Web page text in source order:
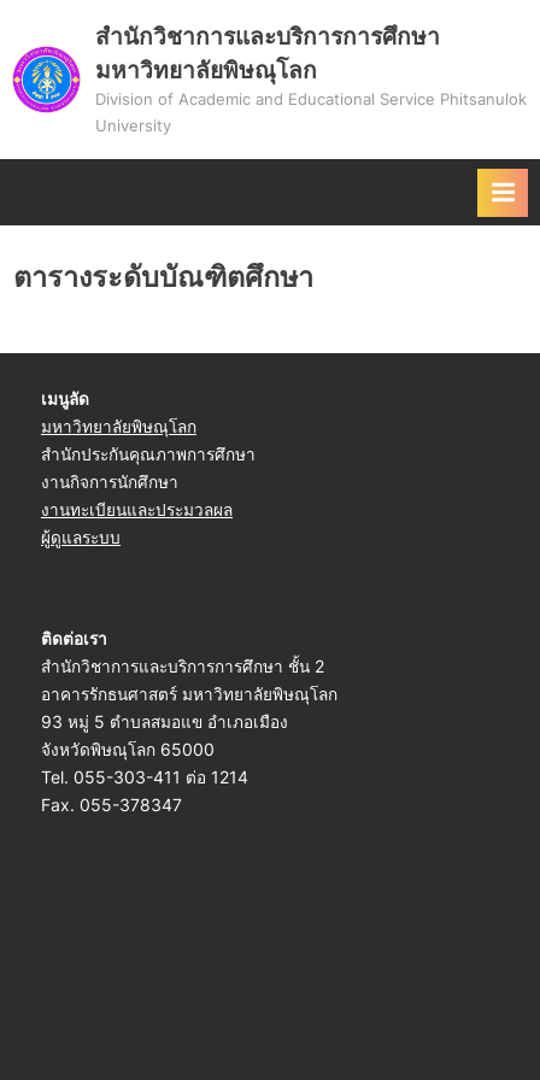
content
สำนักวิชาการและบริการการศึกษา
มหาวิทยาลัยพิษณุโลก
Division of Academic and Educational Service Phitsanulok
University
ตารางระดับบัณฑิตศึกษา
เมนูลัด
มหาวิทยาลัยพิษณุโลก
สำนักประกันคุณภาพการศึกษา
งานกิจการนักศึกษา
งานทะเบียนและประมวลผล
ผู้ดูแลระบบ
ติดต่อเรา
สำนักวิชาการและบริการการศึกษา ชั้น 2
อาคารรักธนศาสตร์ มหาวิทยาลัยพิษณุโลก
93 หมู่ 5 ตำบลสมอแข อำเภอเมือง
จังหวัดพิษณุโลก 65000
Tel. 055-303-411 ต่อ 1214
Fax. 055-378347